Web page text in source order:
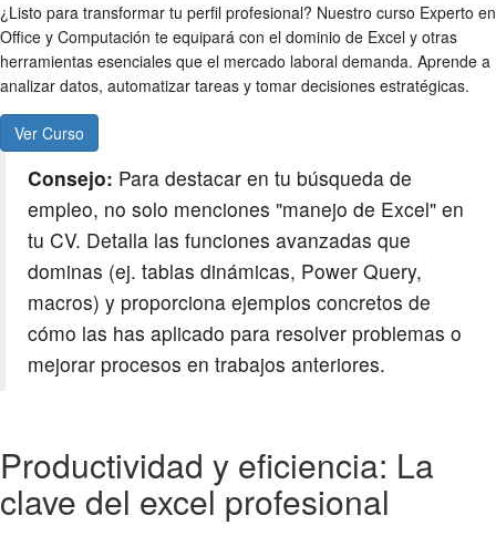
¿Listo para transformar tu perfil profesional? Nuestro curso Experto en
Office y Computación te equipará con el dominio de Excel y otras
herramientas esenciales que el mercado laboral demanda. Aprende a
analizar datos, automatizar tareas y tomar decisiones estratégicas.
Ver Curso
Consejo: Para destacar en tu búsqueda de
empleo, no solo menciones "manejo de Excel" en
tu CV. Detalla las funciones avanzadas que
dominas (ej. tablas dinámicas, Power Query,
macros) y proporciona ejemplos concretos de
cómo las has aplicado para resolver problemas o
mejorar procesos en trabajos anteriores.
Productividad y eficiencia: La
clave del excel profesional